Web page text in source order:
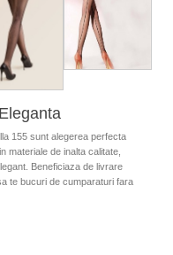
155 sunt alegerea perfecta
materiale de inalta calitate,
Beneficiaza de livrare
te bucuri de cumparaturi fara